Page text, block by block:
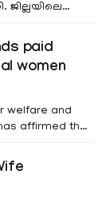
paid
women
welfare and
affirmed that
Rules